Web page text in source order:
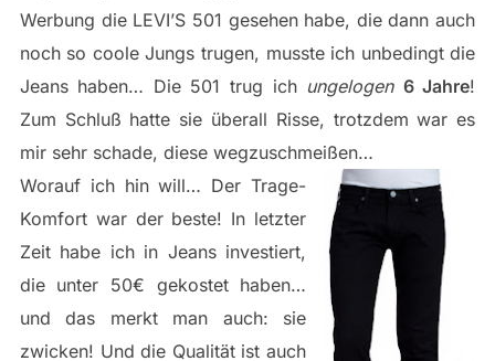
Werbung die LEVI’S 501 gesehen habe, die dann auch
noch so coole Jungs trugen, musste ich unbedingt die
Jeans haben… Die 501 trug ich ungelogen 6 Jahre!
Zum Schluß hatte sie überall Risse, trotzdem war es
mir sehr schade, diese wegzuschmeißen…
Worauf ich hin will… Der Trage-
Komfort war der beste! In letzter
Zeit habe ich in Jeans investiert,
die unter 50€ gekostet haben…
und das merkt man auch: sie
zwicken! Und die Qualität ist auch